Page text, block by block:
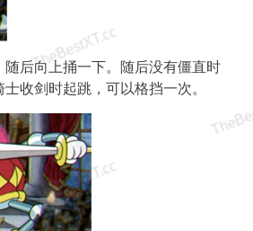
随后向上捅一下。随后没有僵直时
收剑时起跳，可以格挡一次。